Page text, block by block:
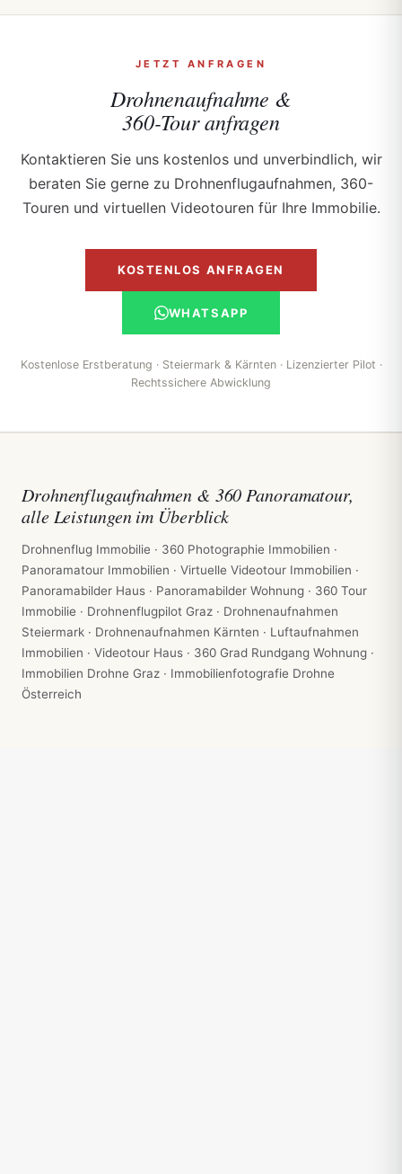
JETZT ANFRAGEN
Drohnenaufnahme &
360-Tour anfragen
Kontaktieren Sie uns kostenlos und unverbindlich, wir
beraten Sie gerne zu Drohnenflugaufnahmen, 360-
Touren und virtuellen Videotouren für Ihre Immobilie.
KOSTENLOS ANFRAGEN
WHATSAPP
Kostenlose Erstberatung · Steiermark & Kärnten · Lizenzierter Pilot ·
Rechtssichere Abwicklung
Drohnenflugaufnahmen & 360 Panoramatour,
alle Leistungen im Überblick
Drohnenflug Immobilie · 360 Photographie Immobilien ·
Panoramatour Immobilien · Virtuelle Videotour Immobilien ·
Panoramabilder Haus · Panoramabilder Wohnung · 360 Tour
Immobilie · Drohnenflugpilot Graz · Drohnenaufnahmen
Steiermark · Drohnenaufnahmen Kärnten · Luftaufnahmen
Immobilien · Videotour Haus · 360 Grad Rundgang Wohnung ·
Immobilien Drohne Graz · Immobilienfotografie Drohne
Österreich